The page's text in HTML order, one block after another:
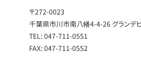
〒272-0023
千葉県市川市南八幡4-4-26 グランデ
TEL: 047-711-0551
FAX: 047-711-0552